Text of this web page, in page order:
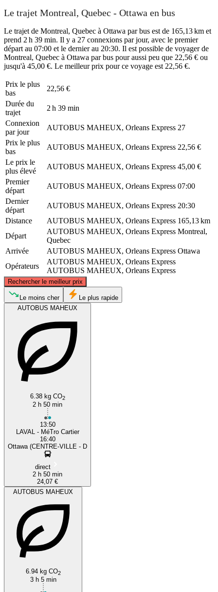
Le trajet Montreal, Quebec - Ottawa en bus
Le trajet de Montreal, Quebec à Ottawa par bus est de 165,13 km et
prend 2 h 39 min. Il y a 27 connexions par jour, avec le premier
départ au 07:00 et le dernier au 20:30. Il est possible de voyager de
Montreal, Quebec à Ottawa par bus pour aussi peu que 22,56 € ou
jusqu'à 45,00 €. Le meilleur prix pour ce voyage est 22,56 €.
Prix ​​le plus
bas
22,56 €
Durée du
trajet
2 h 39 min
Connexion
par jour
AUTOBUS MAHEUX, Orleans Express 27
Prix ​​le plus
bas
AUTOBUS MAHEUX, Orleans Express 22,56 €
Le prix le
plus élevé
AUTOBUS MAHEUX, Orleans Express 45,00 €
Premier
départ
AUTOBUS MAHEUX, Orleans Express 07:00
Dernier
départ
AUTOBUS MAHEUX, Orleans Express 20:30
Distance
AUTOBUS MAHEUX, Orleans Express 165,13 km
Départ
AUTOBUS MAHEUX, Orleans Express Montreal,
Quebec
Arrivée
AUTOBUS MAHEUX, Orleans Express Ottawa
Opérateurs
AUTOBUS MAHEUX, Orleans Express
AUTOBUS MAHEUX, Orleans Express
Rechercher le meilleur prix
Ottawa
©CARTO, ©OpenStreetMapcontributors
Le moins cher
Le plus rapide
AUTOBUS MAHEUX
6.38 kg CO2
2 h 50 min
13:50
LAVAL - MéTro Cartier
16:40
Ottawa (CENTRE-VILLE - D
direct
2 h 50 min
24,07 €
AUTOBUS MAHEUX
6.94 kg CO2
3 h 5 min